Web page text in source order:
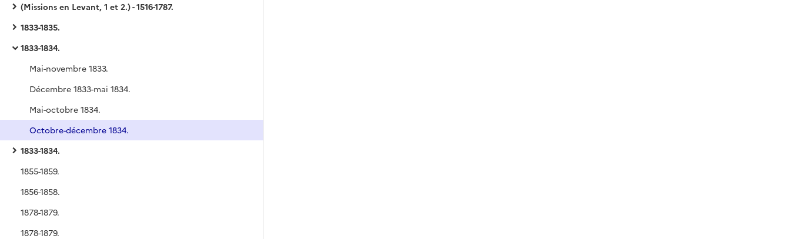
(Missions en Levant, 1 et 2.) - 1516-1787.
1833-1835.
1833-1834.
Mai-novembre 1833.
Décembre 1833-mai 1834.
Mai-octobre 1834.
Octobre-décembre 1834.
1833-1834.
1855-1859.
1856-1858.
1878-1879.
1878-1879.